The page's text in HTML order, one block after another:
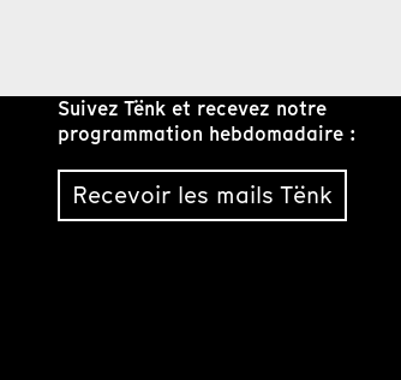
Suivez Tënk et recevez notre
programmation hebdomadaire :
Recevoir les mails Tënk